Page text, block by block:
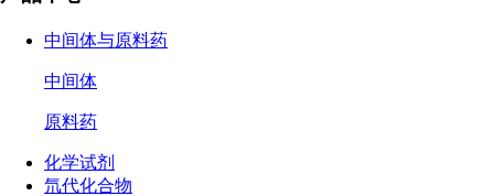
中间体与原料药
中间体
原料药
化学试剂
氘代化合物